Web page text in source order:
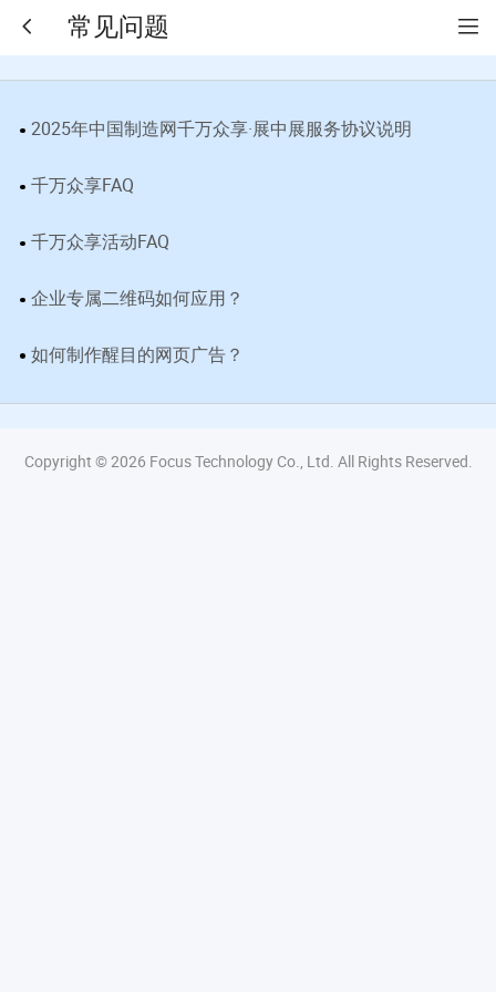
常见问题
2025年中国制造网千万众享·展中展服务协议说明
千万众享FAQ
千万众享活动FAQ
企业专属二维码如何应用？
如何制作醒目的网页广告？
Copyright © 2026 Focus Technology Co., Ltd. All Rights Reserved.